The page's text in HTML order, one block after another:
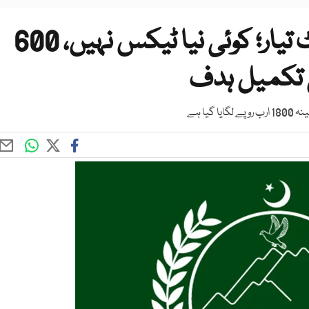
پختونخوا کا 2000 ارب کا بجٹ تیار؛ کوئی نیا ٹیکس نہیں، 600
تکمیل ہدف